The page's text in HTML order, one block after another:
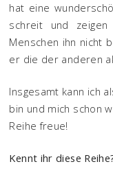
hat eine
schreit und
Menschen ihn nicht
er die der anderen
Insgesamt kann ich
bin und mich schon
Reihe freue!
Kennt ihr diese